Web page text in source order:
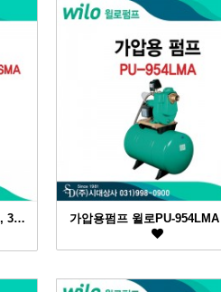
3… 가압용펌프 윌로PU-